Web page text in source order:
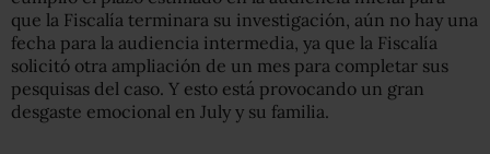
que la Fiscalía terminara su investigación, aún no hay una
fecha para la audiencia intermedia, ya que la Fiscalía
solicitó otra ampliación de un mes para completar sus
pesquisas del caso. Y esto está provocando un gran
desgaste emocional en July y su familia.